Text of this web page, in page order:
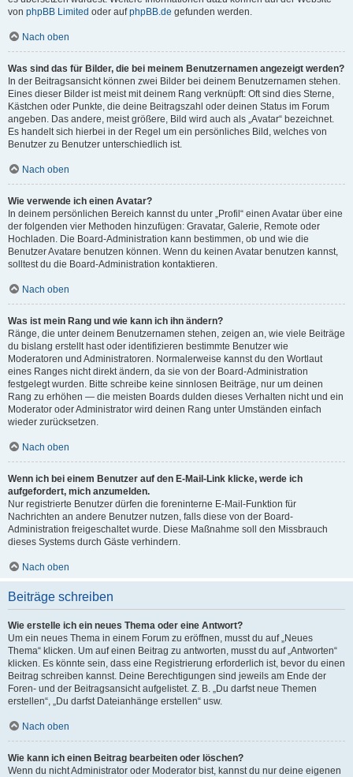
von phpBB Limited oder aufphpBB.de gefunden werden.
Nach oben
Was sind das für Bilder, die bei meinem Benutzernamen angezeigt werden?
In der Beitragsansicht können zwei Bilder bei deinem Benutzernamen stehen.
Eines dieser Bilder ist meist mit deinem Rang verknüpft: Oft sind dies Sterne,
Kästchen oder Punkte, die deine Beitragszahl oder deinen Status im Forum
angeben. Das andere, meist größere, Bild wird auch als „Avatar“ bezeichnet.
Es handelt sich hierbei in der Regel um ein persönliches Bild, welches von
Benutzer zu Benutzer unterschiedlich ist.
Nach oben
Wie verwende ich einen Avatar?
In deinem persönlichen Bereich kannst du unter „Profil“ einen Avatar über eine
der folgenden vier Methoden hinzufügen: Gravatar, Galerie, Remote oder
Hochladen. Die Board-Administration kann bestimmen, ob und wie die
Benutzer Avatare benutzen können. Wenn du keinen Avatar benutzen kannst,
solltest du die Board-Administration kontaktieren.
Nach oben
Was ist mein Rang und wie kann ich ihn ändern?
Ränge, die unter deinem Benutzernamen stehen, zeigen an, wie viele Beiträge
du bislang erstellt hast oder identifizieren bestimmte Benutzer wie
Moderatoren und Administratoren. Normalerweise kannst du den Wortlaut
eines Ranges nicht direkt ändern, da sie von der Board-Administration
festgelegt wurden. Bitte schreibe keine sinnlosen Beiträge, nur um deinen
Rang zu erhöhen — die meisten Boards dulden dieses Verhalten nicht und ein
Moderator oder Administrator wird deinen Rang unter Umständen einfach
wieder zurücksetzen.
Nach oben
Wenn ich bei einem Benutzer auf den E-Mail-Link klicke, werde ich
aufgefordert, mich anzumelden.
Nur registrierte Benutzer dürfen die foreninterne E-Mail-Funktion für
Nachrichten an andere Benutzer nutzen, falls diese von der Board-
Administration freigeschaltet wurde. Diese Maßnahme soll den Missbrauch
dieses Systems durch Gäste verhindern.
Nach oben
Beiträge schreiben
Wie erstelle ich ein neues Thema oder eine Antwort?
Um ein neues Thema in einem Forum zu eröffnen, musst du auf „Neues
Thema“ klicken. Um auf einen Beitrag zu antworten, musst du auf „Antworten“
klicken. Es könnte sein, dass eine Registrierung erforderlich ist, bevor du einen
Beitrag schreiben kannst. Deine Berechtigungen sind jeweils am Ende der
Foren- und der Beitragsansicht aufgelistet. Z. B. „Du darfst neue Themen
erstellen“, „Du darfst Dateianhänge erstellen“ usw.
Nach oben
Wie kann ich einen Beitrag bearbeiten oder löschen?
Wenn du nicht Administrator oder Moderator bist, kannst du nur deine eigenen